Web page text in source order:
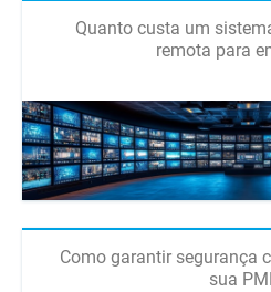
Quanto custa um
remota para
Como garantir segurança
sua